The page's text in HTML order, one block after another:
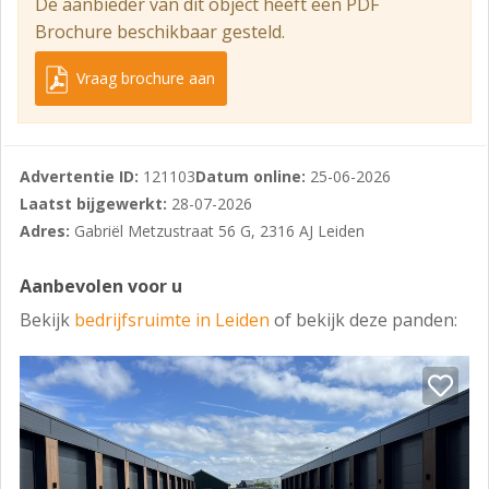
Betaald parkeren op openbaar terrein in de directe
omgeving.
OPLEVERINGSNIVEAU
De bedrijfsunit beschikt onder andere over:
- betonnen vloer met een vloerbelasting van ca. 1.000
kg/m² (bg) en ca. 250 kg/m² (1e verdieping)
- kunststof kozijnen voorzien van isolerende beglazing;
- geïsoleerde gevel en dak;
- vrije hoogte van ca. 3,5 meter;
- trappartij naar verdieping;
- airconditioning (op eerste verdieping);
Brochure beschikbaar gesteld.
Vraag brochure aan
Advertentie ID: 121103Datum online: 25-06-2026
Laatst bijgewerkt: 28-07-2026
Adres: Gabriël Metzustraat 56 G, 2316 AJ Leiden
Aanbevolen voor u
Bekijk bedrijfsruimte in Leiden of bekijk deze panden: